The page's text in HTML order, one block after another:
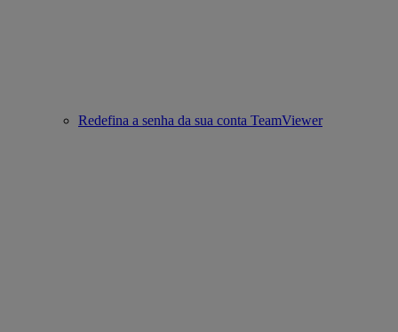
Redefina a senha da sua conta TeamViewer